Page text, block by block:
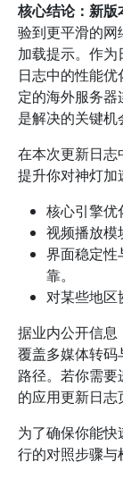
核心结论：新
验到更平滑的网
加载提示。作
日志中的性能
定的海外服务
是解决的关键机
在本次更新日
提升你对神灯加
核心引擎优
视频播放模
界面稳定性
靠。
对某些地区
据业内公开信
覆盖多媒体转
路径。若你需
的应用更新日志
为了确保你能
行的对照步骤与